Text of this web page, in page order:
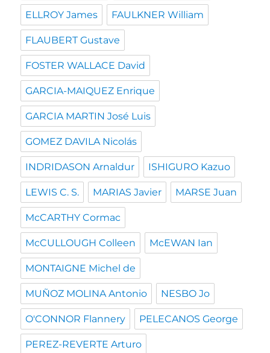
ELLROY James FAULKNER William
FLAUBERT Gustave
FOSTER WALLACE David
GARCIA-MAIQUEZ Enrique
GARCIA MARTIN José Luis
GOMEZ DAVILA Nicolás
INDRIDASON Arnaldur ISHIGURO Kazuo
LEWIS C. S. MARIAS Javier MARSE Juan
McCARTHY Cormac
McCULLOUGH Colleen McEWAN Ian
MONTAIGNE Michel de
MUÑOZ MOLINA Antonio NESBO Jo
O'CONNOR Flannery PELECANOS George
PEREZ-REVERTE Arturo